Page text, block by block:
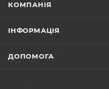
КОМПАНІЯ
ІНФОРМАЦІЯ
ДОПОМОГА